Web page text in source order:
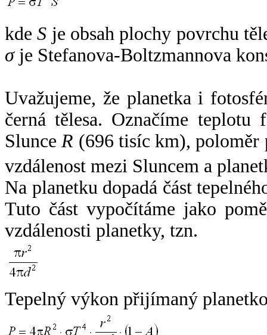
kdeS je obsah plochy povrchu
σje Stefanova-Boltzmannova
Uvažujeme, že planetka i
černá tělesa. Označíme
SlunceR (696 tisíc km),
vzdálenost mezi Sluncem a
Na planetku dopadá část
Tuto část vypočítáme jako
vzdálenosti planetky, tzn.
Tepelný výkon přijímaný